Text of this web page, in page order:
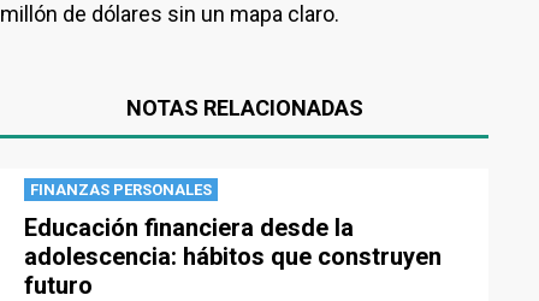
millón de dólares sin un mapa claro.
NOTAS RELACIONADAS
FINANZAS PERSONALES
Educación financiera desde la
adolescencia: hábitos que construyen
futuro